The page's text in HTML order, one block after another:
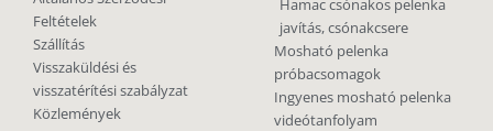
Feltételek
Szállítás
Visszaküldési és
visszatérítési szabályzat
Közlemények
Hamac csónakos pelenka
javítás, csónakcsere
Mosható pelenka
próbacsomagok
Ingyenes mosható pelenka
videótanfolyam